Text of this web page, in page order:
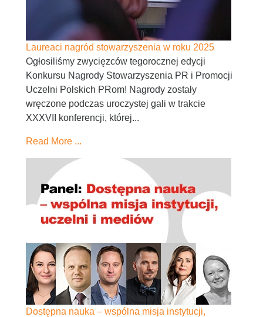
Laureaci nagród stowarzyszenia w roku 2025
Ogłosiliśmy zwycięzców tegorocznej edycji
Konkursu Nagrody Stowarzyszenia PR i Promocji
Uczelni Polskich PRom! Nagrody zostały
wręczone podczas uroczystej gali w trakcie
XXXVII konferencji, której...
Read More ...
Dostępna nauka – wspólna misja instytucji,